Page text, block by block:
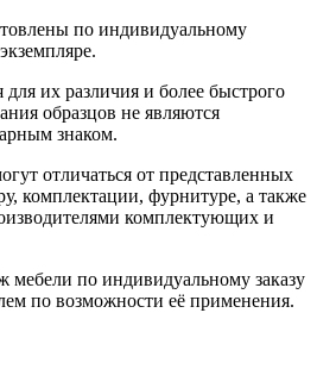
по индивидуальному
их различия и более быстрого
образцов не являются
знаком.
отличаться от представленных
комплектации, фурнитуре, а также
комплектующих и
мебели по индивидуальному заказу
по возможности её применения.